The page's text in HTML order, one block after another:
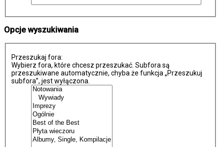
Opcje wyszukiwania
Przeszukaj fora:
Wybierz fora, które chcesz przeszukać. Subfora są
przeszukiwane automatycznie, chyba że funkcja „Przeszukuj
subfora”, jest wyłączona.